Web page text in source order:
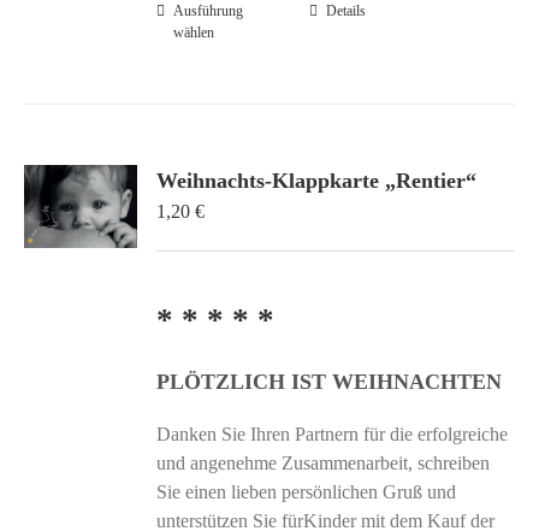
Ausführung
wählen
Dieses
Die
werden
Details
Weihnachts-Klappkarte „Rentier“
1,20€
* * * * *
PLÖTZLICH IST WEIHNACHTEN
Danken Sie Ihren Partnern für die erfolgreiche
und angenehme Zusammenarbeit, schreiben
Sie einen lieben persönlichen Gruß und
unterstützen Sie fürKinder mit dem Kauf der